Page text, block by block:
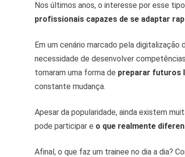
Nos últimos anos, o interesse por esse
profissionais capazes de se adaptar
Em um cenário marcado pela
necessidade de desenvolver
tornaram uma forma de preparar futuros
constante mudança.
Apesar da popularidade, ainda existem
pode participar e o que realmente
Afinal, o que faz um trainee no dia a dia?